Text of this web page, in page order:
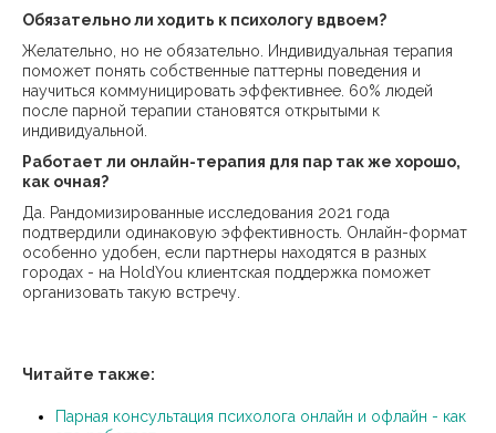
Обязательно ли ходить к психологу вдвоем?
Желательно, но не обязательно. Индивидуальная терапия
поможет понять собственные паттерны поведения и
научиться коммуницировать эффективнее. 60% людей
после парной терапии становятся открытыми к
индивидуальной.
Работает ли онлайн-терапия для пар так же хорошо,
как очная?
Да. Рандомизированные исследования 2021 года
подтвердили одинаковую эффективность. Онлайн-формат
особенно удобен, если партнеры находятся в разных
городах - на HoldYou клиентская поддержка поможет
организовать такую встречу.
Читайте также:
Парная консультация психолога онлайн и офлайн - как